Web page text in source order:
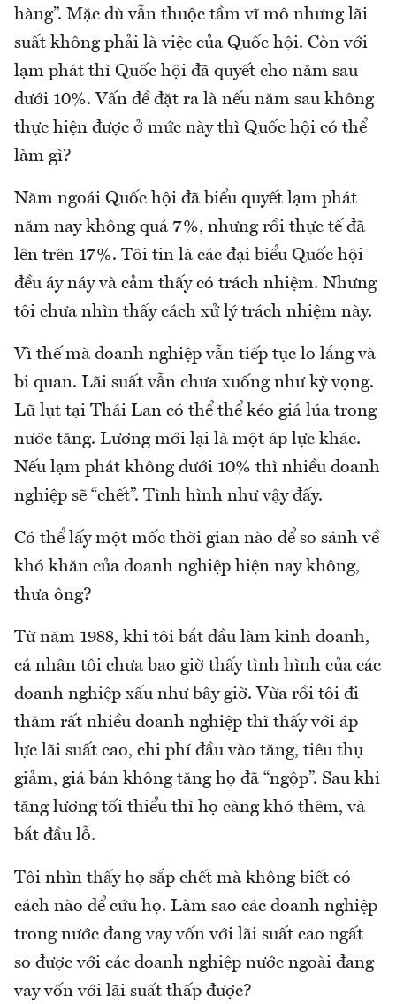
hàng”. Mặc dù vẫn thuộc tầm vĩ mô nhưng lãi
suất không phải là việc của Quốc hội. Còn với
lạm phát thì Quốc hội đã quyết cho năm sau
dưới 10%. Vấn đề đặt ra là nếu năm sau không
thực hiện được ở mức này thì Quốc hội có thể
làm gì?
Năm ngoái Quốc hội đã biểu quyết lạm phát
năm nay không quá 7%, nhưng rồi thực tế đã
lên trên 17%. Tôi tin là các đại biểu Quốc hội
đều áy náy và cảm thấy có trách nhiệm. Nhưng
tôi chưa nhìn thấy cách xử lý trách nhiệm này.
Vì thế mà doanh nghiệp vẫn tiếp tục lo lắng và
bi quan. Lãi suất vẫn chưa xuống như kỳ vọng.
Lũ lụt tại Thái Lan có thể thể kéo giá lúa trong
nước tăng. Lương mới lại là một áp lực khác.
Nếu lạm phát không dưới 10% thì nhiều doanh
nghiệp sẽ “chết”. Tình hình như vậy đấy.
Có thể lấy một mốc thời gian nào để so sánh về
khó khăn của doanh nghiệp hiện nay không,
thưa ông?
Từ năm 1988, khi tôi bắt đầu làm kinh doanh,
cá nhân tôi chưa bao giờ thấy tình hình của các
doanh nghiệp xấu như bây giờ. Vừa rồi tôi đi
thăm rất nhiều doanh nghiệp thì thấy với áp
lực lãi suất cao, chi phí đầu vào tăng, tiêu thụ
giảm, giá bán không tăng họ đã “ngộp”. Sau khi
tăng lương tối thiểu thì họ càng khó thêm, và
bắt đầu lỗ.
Tôi nhìn thấy họ sắp chết mà không biết có
cách nào để cứu họ. Làm sao các doanh nghiệp
trong nước đang vay vốn với lãi suất cao ngất
so được với các doanh nghiệp nước ngoài đang
vay vốn với lãi suất thấp được?